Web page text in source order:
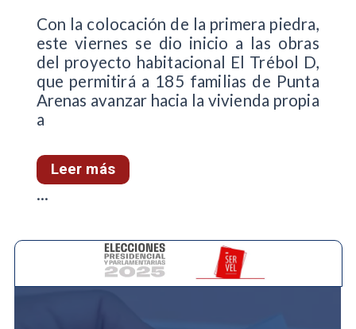
Con la colocación de la primera piedra,
este viernes se dio inicio a las obras
del proyecto habitacional El Trébol D,
que permitirá a 185 familias de Punta
Arenas avanzar hacia la vivienda propia
a
Leer más
...